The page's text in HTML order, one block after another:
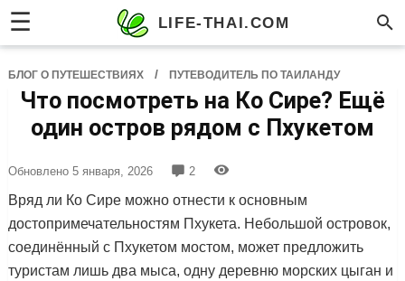
☰ LIFE-THAI.COM
БЛОГ О ПУТЕШЕСТВИЯХ / ПУТЕВОДИТЕЛЬ ПО ТАИЛАНДУ
Что посмотреть на Ко Сире? Ещё
один остров рядом с Пхукетом
Обновлено 5 января, 2026 2
Вряд ли Ко Сире можно отнести к основным
достопримечательностям Пхукета. Небольшой островок,
соединённый с Пхукетом мостом, может предложить
туристам лишь два мыса, одну деревню морских цыган и